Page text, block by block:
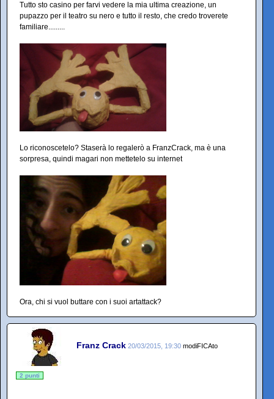
Tutto sto casino per farvi vedere la mia ultima creazione, un
pupazzo per il teatro su nero e tutto il resto, che credo troverete
familiare.........
Lo riconoscetelo? Staserà lo regalerò a FranzCrack, ma è una
sorpresa, quindi magari non mettetelo su internet
Ora, chi si vuol buttare con i suoi artattack?
Franz Crack 20/03/2015, 19:30 modiFICAto
2 punti